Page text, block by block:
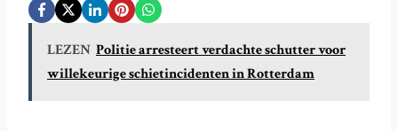
LEZEN Politie arresteert verdachte schutter voor
willekeurige schietincidenten in Rotterdam